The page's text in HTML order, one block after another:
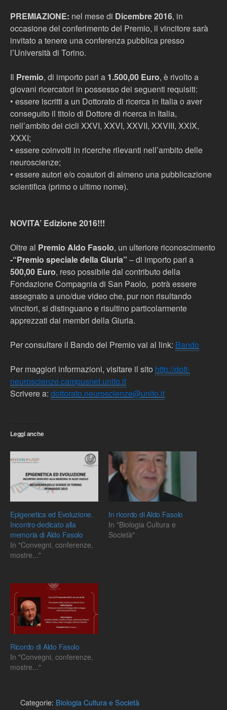
PREMIAZIONE: nel mese di Dicembre 2016, in
occasione del conferimento del Premio, il vincitore sarà
invitato a tenere una conferenza pubblica presso
l’Università di Torino.
Il Premio, di importo pari a 1.500,00 Euro, è rivolto a
giovani ricercatori in possesso dei seguenti requisiti:
• essere iscritti a un Dottorato di ricerca in Italia o aver
conseguito il titolo di Dottore di ricerca in Italia,
nell’ambito dei cicli XXVI, XXVI, XXVII, XXVIII, XXIX,
XXXI;
• essere coinvolti in ricerche rilevanti nell’ambito delle
neuroscienze;
• essere autori e/o coautori di almeno una pubblicazione
scientifica (primo o ultimo nome).
NOVITA’ Edizione 2016!!!
Oltre al Premio Aldo Fasolo, un ulteriore riconoscimento
-“Premio speciale della Giuria” – di importo pari a
500,00 Euro, reso possibile dal contributo della
Fondazione Compagnia di San Paolo, potrà essere
assegnato a uno/due video che, pur non risultando
vincitori, si distinguano e risultino particolarmente
apprezzati dai membri della Giuria.
Per consultare il Bando del Premio vai al link: Bando
Per maggiori informazioni, visitare il sito http://dott-
neuroscienze.campusnet.unito.it
Scrivere a: dottorato.neuroscienze@unito.it
Leggi anche
Epigenetica ed Evoluzione.
Incontro dedicato alla
memoria di Aldo Fasolo
In "Convegni, conferenze,
mostre..."
In ricordo di Aldo Fasolo
In "Biologia Cultura e
Società"
Ricordo di Aldo Fasolo
In "Convegni, conferenze,
mostre..."
Categorie: Biologia Cultura e Società